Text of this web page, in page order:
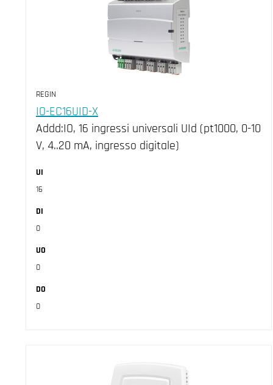
REGIN
IO-EC16UID-X
Addd:IO, 16 ingressi universali UId (pt1000, 0-10
V, 4..20 mA, ingresso digitale)
UI
16
DI
0
UO
0
DO
0